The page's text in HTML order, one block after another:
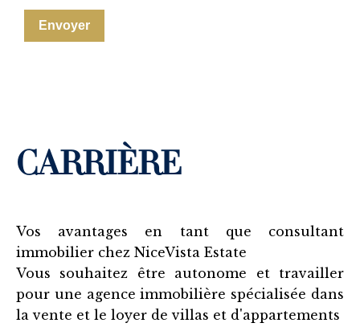
Envoyer
CARRIÈRE
Vos avantages en tant que consultant
immobilier chez NiceVista Estate
Vous souhaitez être autonome et travailler
pour une agence immobilière spécialisée dans
la vente et le loyer de villas et d'appartements